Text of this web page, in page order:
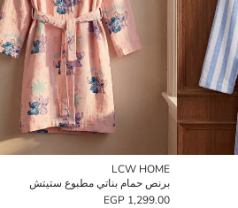
LCW HOME
برنص حمام بناتي مطبوع ستيتش
1,299.00 EGP